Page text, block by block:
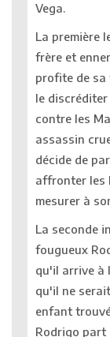
Vega.
La première
frère et
profite de sa
le
contre les
assassin
décide de
affronter les
mesurer à
La seconde
fougueux
qu'il arrive à
qu'il ne
enfant
Rodrigo part